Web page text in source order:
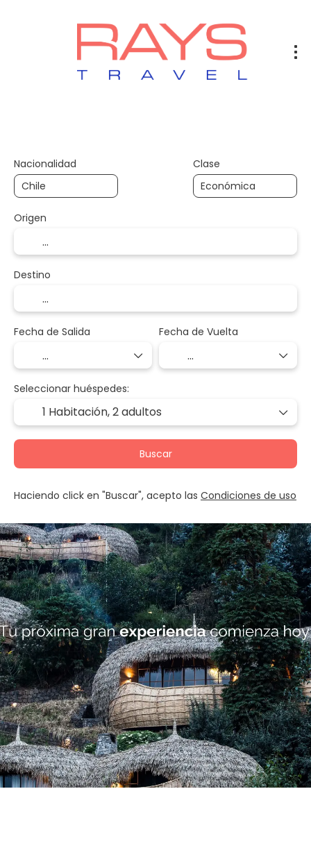
Nacionalidad Clase
Origen
Destino
Fecha de Salida Fecha de Vuelta
Seleccionar huéspedes:
1 Habitación,2 adultos
Buscar
Haciendo click en "Buscar", acepto las Condiciones de uso